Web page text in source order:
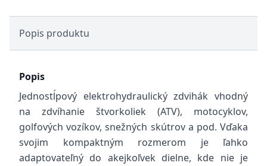
Popis produktu
Popis
Jednostĺpový elektrohydraulický zdvihák vhodný
na zdvíhanie štvorkoliek (ATV), motocyklov,
golfových vozíkov, snežných skútrov a pod. Vďaka
svojim kompaktným rozmerom je ľahko
adaptovateľný do akejkoľvek dielne, kde nie je